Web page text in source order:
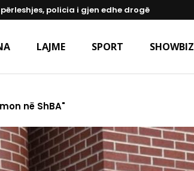
policia i gjen edhe drogë
LAJME SPORT SHOWBIZ
në ShBA"